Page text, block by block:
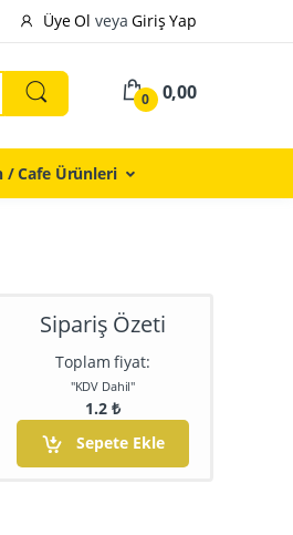
Üye Ol veya Giriş Yap
0 0,00
/ Cafe Ürünleri
Sipariş Özeti
Toplam fiyat:
"KDV Dahil"
1.2 ₺
Sepete Ekle